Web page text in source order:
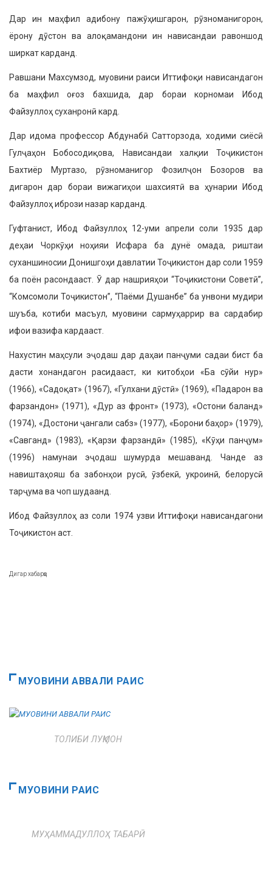
Дар ин маҳфил адибону пажӯҳишгарон, рӯзноманигорон,
ёрону дӯстон ва алоқамандони ин нависандаи равоншод
ширкат карданд.
Равшани Махсумзод, муовини раиси Иттифоқи нависандагон
ба маҳфил оғоз бахшида, дар бораи корномаи Ибод
Файзуллоҳ суханронӣ кард.
Дар идома профессор Абдунабӣ Сатторзода, ходими сиёсӣ
Гулҷаҳон Бобосодиқова, Нависандаи халқии Тоҷикистон
Бахтиёр Муртазо, рӯзноманигор Фозилҷон Бозоров ва
дигарон дар бораи вижагиҳои шахсиятӣ ва ҳунарии Ибод
Файзуллоҳ ибрози назар карданд.
Гуфтанист, Ибод Файзуллоҳ 12-уми апрели соли 1935 дар
деҳаи Чоркӯҳи ноҳияи Исфара ба дунё омада, риштаи
суханшиносии Донишгоҳи давлатии Тоҷикистон дар соли 1959
ба поён расондааст. Ӯ дар нашрияҳои “Тоҷикистони Советӣ”,
“Комсомоли Тоҷикистон”, “Паёми Душанбе” ба унвони мудири
шуъба, котиби масъул, муовини сармуҳаррир ва сардабир
ифои вазифа кардааст.
Нахустин маҳсули эҷодаш дар даҳаи панҷуми садаи бист ба
дасти хонандагон расидааст, ки китобҳои «Ба сӯйи нур»
(1966), «Садоқат» (1967), «Гулхани дӯстӣ» (1969), «Падарон ва
фарзандон» (1971), «Дур аз фронт» (1973), «Остони баланд»
(1974), «Достони ҷангали сабз» (1977), «Борони баҳор» (1979),
«Савганд» (1983), «Қарзи фарзандӣ» (1985), «Кӯҳи панҷум»
(1996) намунаи эҷодаш шумурда мешаванд. Чанде аз
навиштаҳояш ба забонҳои русӣ, ӯзбекӣ, укроинӣ, белорусӣ
тарҷума ва чоп шудаанд.
Ибод Файзуллоҳ аз соли 1974 узви Иттифоқи нависандагони
Тоҷикистон аст.
Дигар хабарҳо
МУОВИНИ АВВАЛИ РАИС
ТОЛИБИ ЛУҚМОН
МУОВИНИ РАИС
МУҲАММАДУЛЛОҲ ТАБАРӢ